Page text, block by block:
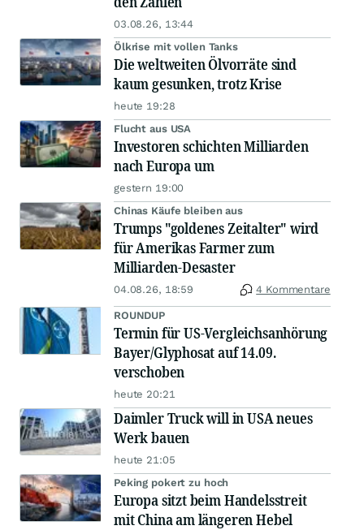
03.08.26, 13:44
Ölkrise mit vollen Tanks
Die weltweiten Ölvorräte sind
kaum gesunken, trotz Krise
heute 19:28
Flucht aus USA
Investoren schichten Milliarden
nach Europa um
gestern 19:00
Chinas Käufe bleiben aus
Trumps "goldenes Zeitalter" wird
für Amerikas Farmer zum
Milliarden-Desaster
04.08.26, 18:59 4 Kommentare
ROUNDUP
Termin für US-Vergleichsanhörung
Bayer/Glyphosat auf 14.09.
verschoben
heute 20:21
Daimler Truck will in USA neues
Werk bauen
heute 21:05
Peking pokert zu hoch
Europa sitzt beim Handelsstreit
mit China am längeren Hebel